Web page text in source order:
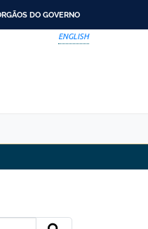
DO GOVERNO
ENGLISH